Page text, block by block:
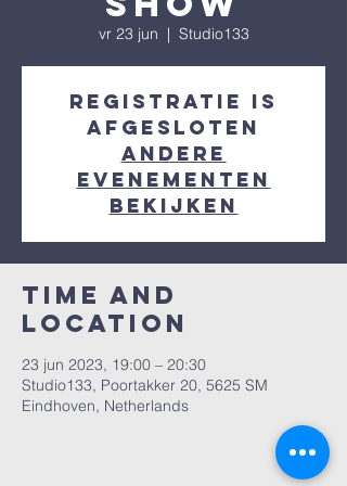
vr 23 jun
  |
Studio133
Registratie is
afgesloten
Andere
evenementen
bekijken
Time and
Location
23 jun 2023, 19:00 – 20:30
Studio133, Poortakker 20, 5625 SM
Eindhoven, Netherlands